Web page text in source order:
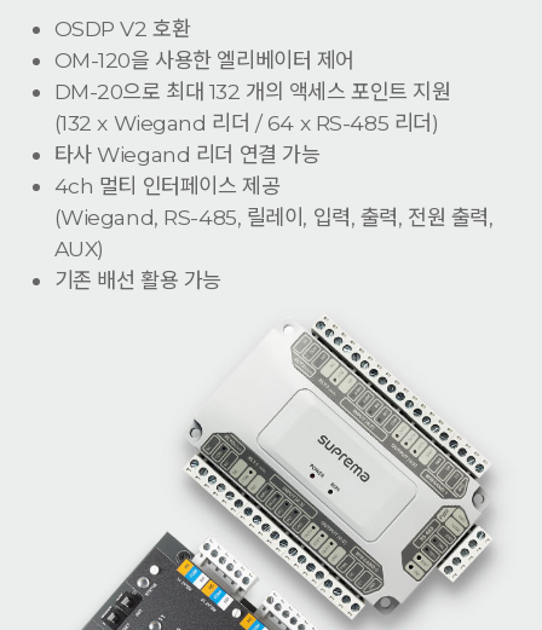
OSDP V2 호환
OM-120을 사용한 엘리베이터 제어
DM-20으로 최대 132 개의 액세스 포인트 지원
(132 x Wiegand 리더 / 64 x RS-485 리더)
타사 Wiegand 리더 연결 가능
4ch 멀티 인터페이스 제공
(Wiegand, RS-485, 릴레이, 입력, 출력, 전원 출력,
AUX)
기존 배선 활용 가능